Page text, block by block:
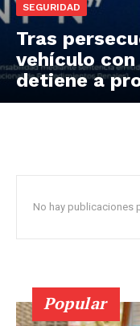
SEGURIDAD
Tras
vehículo
detiene a
No hay publicaciones
Popular